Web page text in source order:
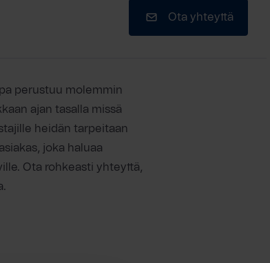
Ota yhteyttä
perustuu molemmin
ajan tasalla missä
heidän tarpeitaan
joka haluaa
Ota rohkeasti yhteyttä,